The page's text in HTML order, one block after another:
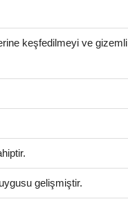
keşfedilmeyi ve gizemli
gelişmiştir.